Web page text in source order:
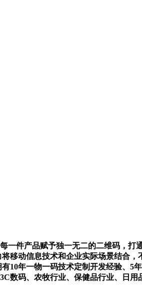
件产品赋予独一无二的二维码，
动信息技术和企业实际场景结合，
10年一物一码技术定制开发经验、5
数码、农牧行业、保健品行业、日用